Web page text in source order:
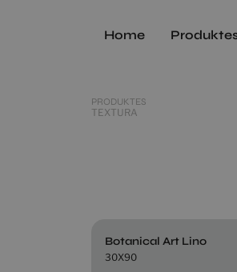
Home
PRODUKTES
TEXTURA
Botanical Art Lino
30X90